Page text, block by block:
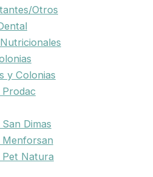
Otros
y Colonias
Dimas
Natura